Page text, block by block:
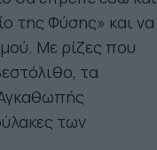
της Φύσης» και να
Με ρίζες που
τα
των